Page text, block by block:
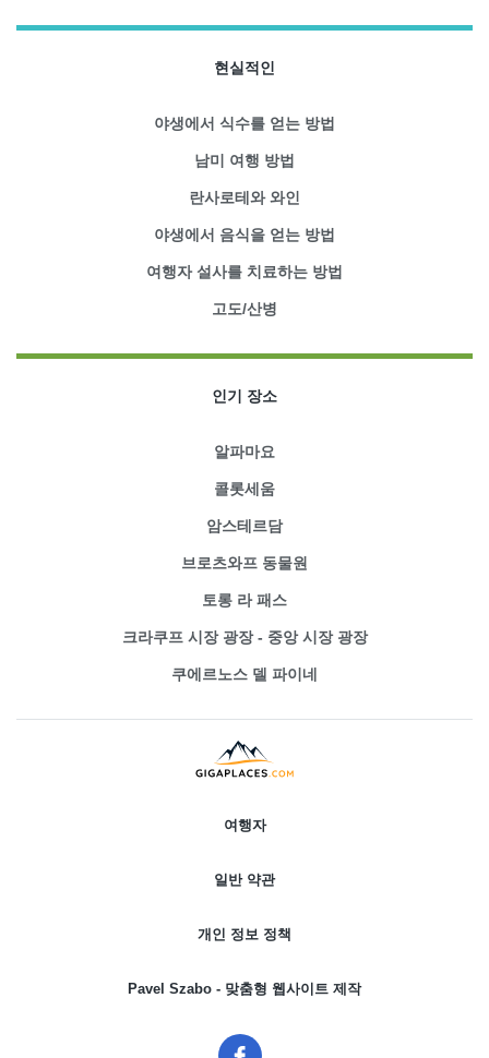
현실적인
야생에서 식수를 얻는 방법
남미 여행 방법
란사로테와 와인
야생에서 음식을 얻는 방법
여행자 설사를 치료하는 방법
고도/산병
인기 장소
알파마요
콜롯세움
암스테르담
브로츠와프 동물원
토롱 라 패스
크라쿠프 시장 광장 - 중앙 시장 광장
쿠에르노스 델 파이네
여행자
일반 약관
개인 정보 정책
Pavel Szabo - 맞춤형 웹사이트 제작